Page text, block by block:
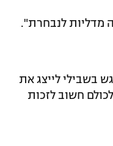
מדליות לנבחרת".
בשבילי לייצג את
חשוב לזכות